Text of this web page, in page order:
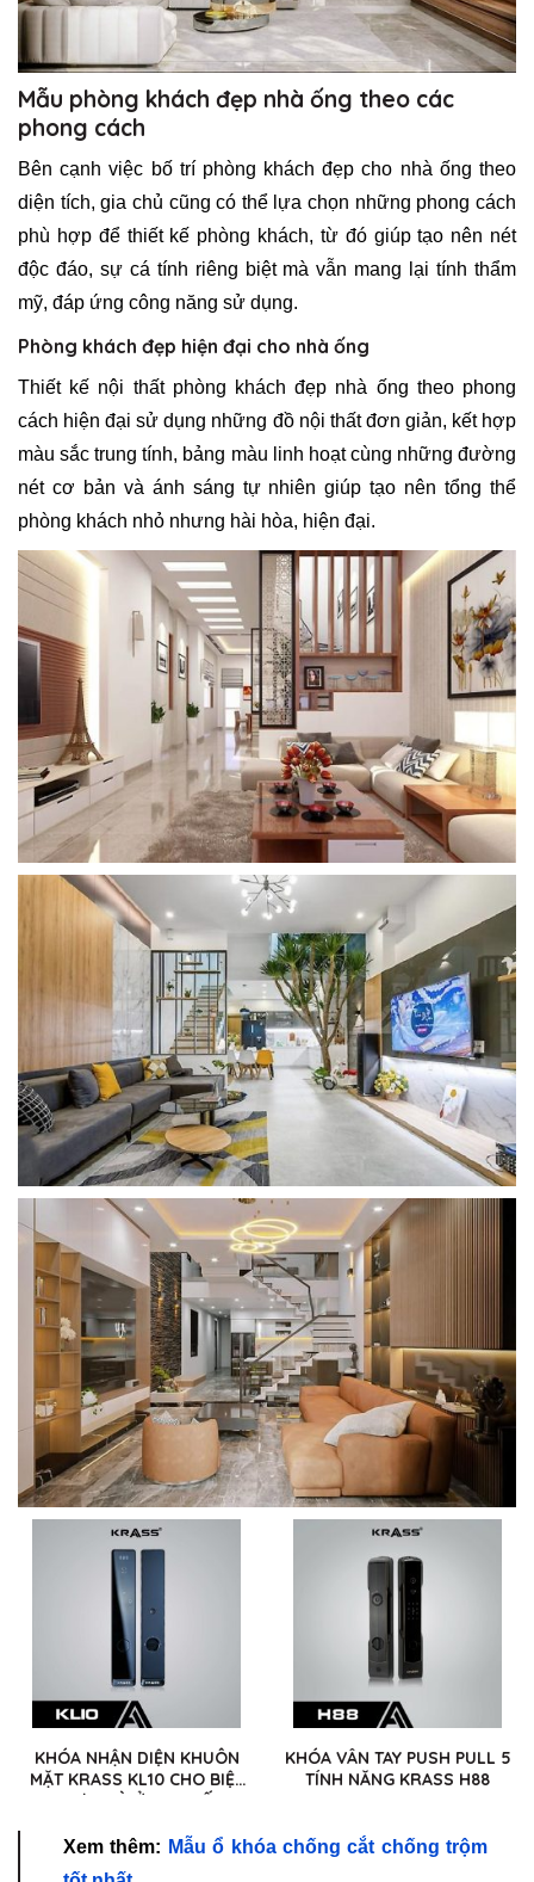
Mẫu phòng khách đẹp nhà ống theo các
phong cách
Bên cạnh việc bố trí phòng khách đẹp cho nhà ống theo
diện tích, gia chủ cũng có thể lựa chọn những phong cách
phù hợp để thiết kế phòng khách, từ đó giúp tạo nên nét
độc đáo, sự cá tính riêng biệt mà vẫn mang lại tính thẩm
mỹ, đáp ứng công năng sử dụng.
Phòng khách đẹp hiện đại cho nhà ống
Thiết kế nội thất phòng khách đẹp nhà ống theo phong
cách hiện đại sử dụng những đồ nội thất đơn giản, kết hợp
màu sắc trung tính, bảng màu linh hoạt cùng những đường
nét cơ bản và ánh sáng tự nhiên giúp tạo nên tổng thể
phòng khách nhỏ nhưng hài hòa, hiện đại.
KHÓA NHẬN DIỆN KHUÔN
MẶT KRASS KL10 CHO BIỆT
THỰ, NHÀ Ở CAO CẤP
KHÓA VÂN TAY PUSH PULL 5
TÍNH NĂNG KRASS H88
Xem thêm: Mẫu ổ khóa chống cắt chống trộm